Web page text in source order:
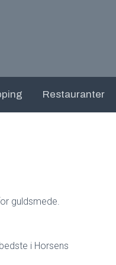
Restauranter
guldsmede.
i Horsens